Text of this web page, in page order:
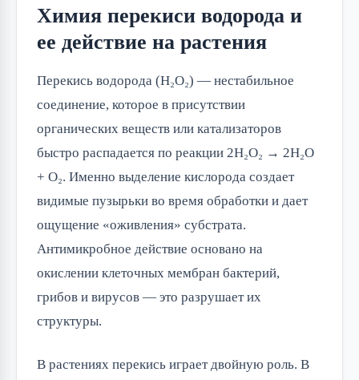
Химия перекиси водорода и
ее действие на растения
Перекись водорода (H₂O₂) — нестабильное
соединение, которое в присутствии
органических веществ или катализаторов
быстро распадается по реакции 2H₂O₂ → 2H₂O
+ O₂. Именно выделение кислорода создает
видимые пузырьки во время обработки и дает
ощущение «оживления» субстрата.
Антимикробное действие основано на
окислении клеточных мембран бактерий,
грибов и вирусов — это разрушает их
структуры.
В растениях перекись играет двойную роль. В